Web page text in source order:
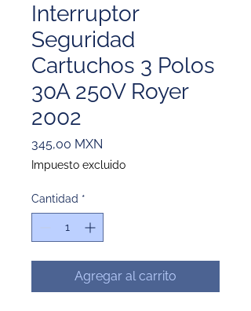
Interruptor
Seguridad
Cartuchos 3 Polos
30A 250V Royer
2002
345,00 MXN
Impuesto excluido
Cantidad *
Agregar al carrito